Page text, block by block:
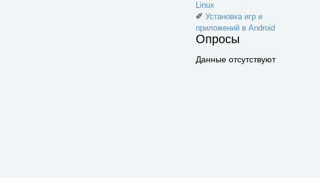
Linux
✐ Установка игр и
приложений в Android
Опросы
Данные отсутствуют